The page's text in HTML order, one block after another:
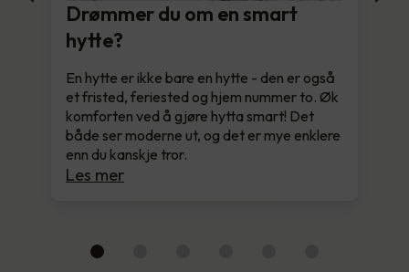
Drømmer du om en smart
hytte?
En hytte er ikke bare en hytte - den er også
et fristed, feriested og hjem nummer to. Øk
komforten ved å gjøre hytta smart! Det
både ser moderne ut, og det er mye enklere
enn du kanskje tror.
Les mer